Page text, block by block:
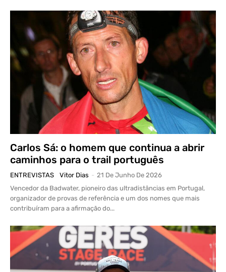
Carlos Sá: o homem que continua a abrir
caminhos para o trail português
ENTREVISTAS Vitor Dias - 21 De Junho De 2026
Vencedor da Badwater, pioneiro das ultradistâncias em Portugal,
organizador de provas de referência e um dos nomes que mais
contribuíram para a afirmação do...